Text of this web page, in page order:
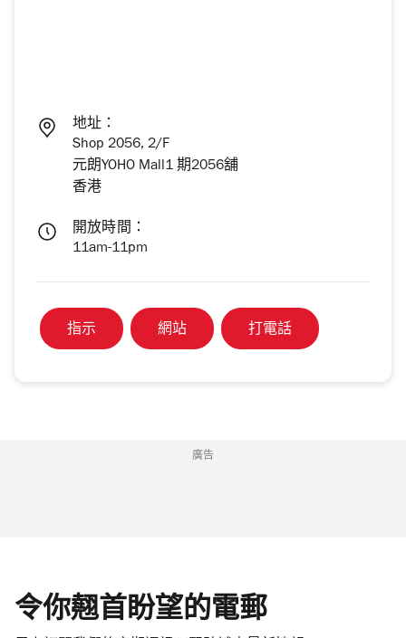
地址：
Shop 2056, 2/F
元朗YOHO Mall1 期2056舖
香港
開放時間：
11am-11pm
指示 網站 打電話
廣告
令你翹首盼望的電郵